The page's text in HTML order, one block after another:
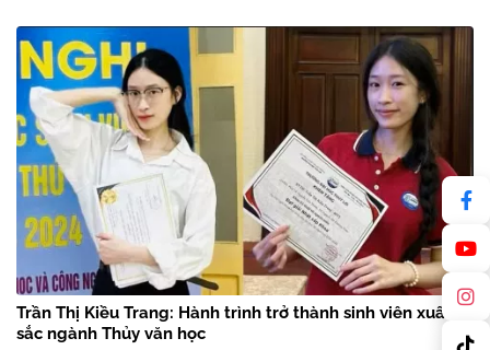
Trần Thị Kiều Trang: Hành trình trở thành sinh viên xuất
sắc ngành Thủy văn học